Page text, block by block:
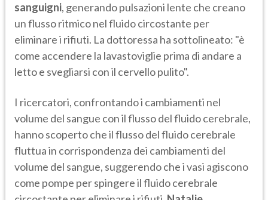
sanguigni, generando pulsazioni lente che creano
un flusso ritmico nel fluido circostante per
eliminare i rifiuti. La dottoressa ha sottolineato: "è
come accendere la lavastoviglie prima di andare a
letto e svegliarsi con il cervello pulito".
I ricercatori, confrontando i cambiamenti nel
volume del sangue con il flusso del fluido cerebrale,
hanno scoperto che il flusso del fluido cerebrale
fluttua in corrispondenza dei cambiamenti del
volume del sangue, suggerendo che i vasi agiscono
come pompe per spingere il fluido cerebrale